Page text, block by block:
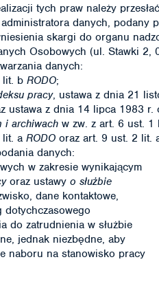
tych praw należy
danych, podany
skargi do organu
Osobowych (ul. Stawki 2,
danych:
lit. b RODO;
pracy, ustawa z dnia 21
ustawa z dnia 14 lipca 1983
i archiwach w zw. z art. 6 ust.
a RODO oraz art. 9 ust. 2 lit.
danych:
w zakresie wynikającym
oraz ustawy o służbie
dane kontaktowe,
dotychczasowego
do zatrudnienia w służbie
jednak niezbędne, aby
naboru na stanowisko pracy